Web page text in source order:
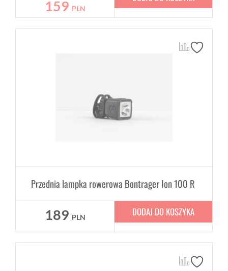
159 PLN
Przednia lampka rowerowa Bontrager Ion 100 R
189 PLN DODAJ DO KOSZYKA